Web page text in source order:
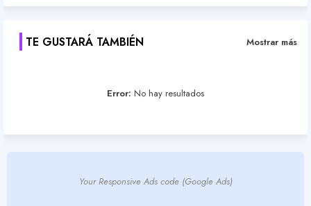
TE GUSTARÁ TAMBIÉN Mostrar más
Error: No hay resultados
Your Responsive Ads code (Google Ads)